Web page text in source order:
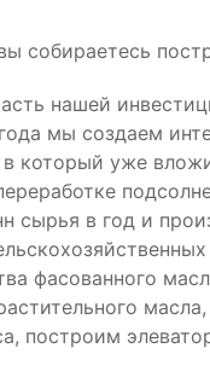
собираетесь
нашей
мы создаем
который уже
сырья в год и
фасованного
построим